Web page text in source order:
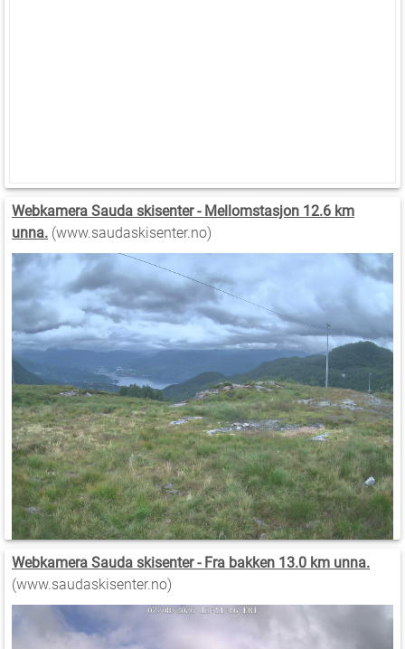
Webkamera Sauda skisenter - Mellomstasjon 12.6 km
unna. (www.saudaskisenter.no)
Webkamera Sauda skisenter - Fra bakken 13.0 km unna.
(www.saudaskisenter.no)